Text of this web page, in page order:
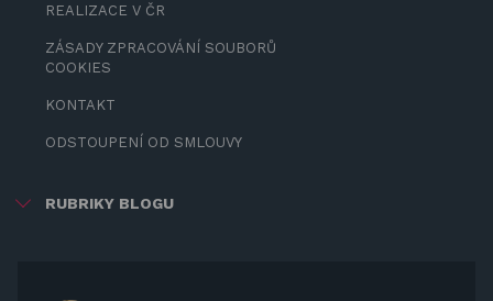
REALIZACE V ČR
ZÁSADY ZPRACOVÁNÍ SOUBORŮ
COOKIES
KONTAKT
ODSTOUPENÍ OD SMLOUVY
RUBRIKY BLOGU